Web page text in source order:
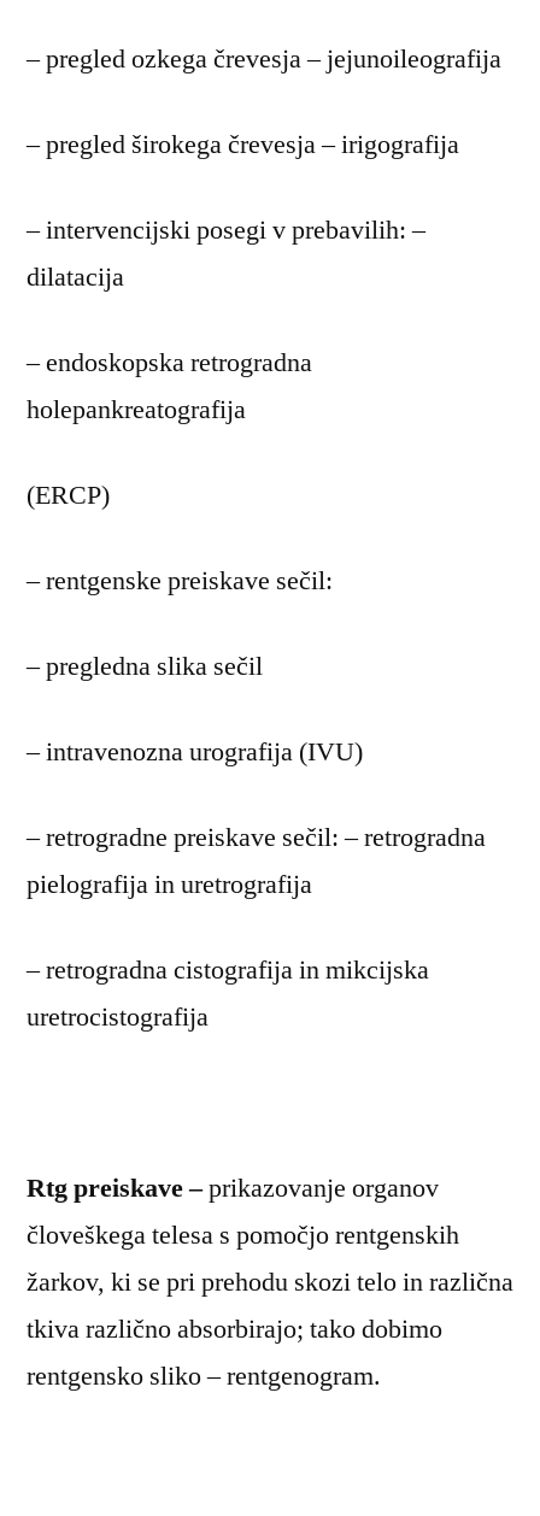
– pregled ozkega črevesja – jejunoileografija
– pregled širokega črevesja – irigografija
– intervencijski posegi v prebavilih: –
dilatacija
– endoskopska retrogradna
holepankreatografija
(ERCP)
– rentgenske preiskave sečil:
– pregledna slika sečil
– intravenozna urografija (IVU)
– retrogradne preiskave sečil: – retrogradna
pielografija in uretrografija
– retrogradna cistografija in mikcijska
uretrocistografija
Rtg preiskave –prikazovanje organov
človeškega telesa s pomočjo rentgenskih
žarkov, ki se pri prehodu skozi telo in različna
tkiva različno absorbirajo; tako dobimo
rentgensko sliko – rentgenogram.